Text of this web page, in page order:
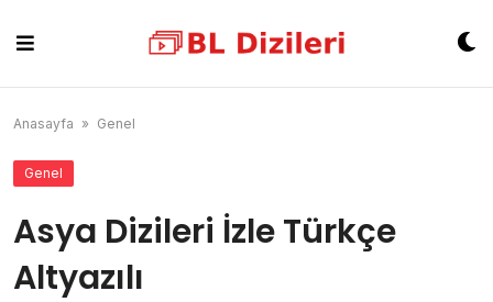
content
Anasayfa » Genel
Genel
Asya Dizileri İzle Türkçe
Altyazılı